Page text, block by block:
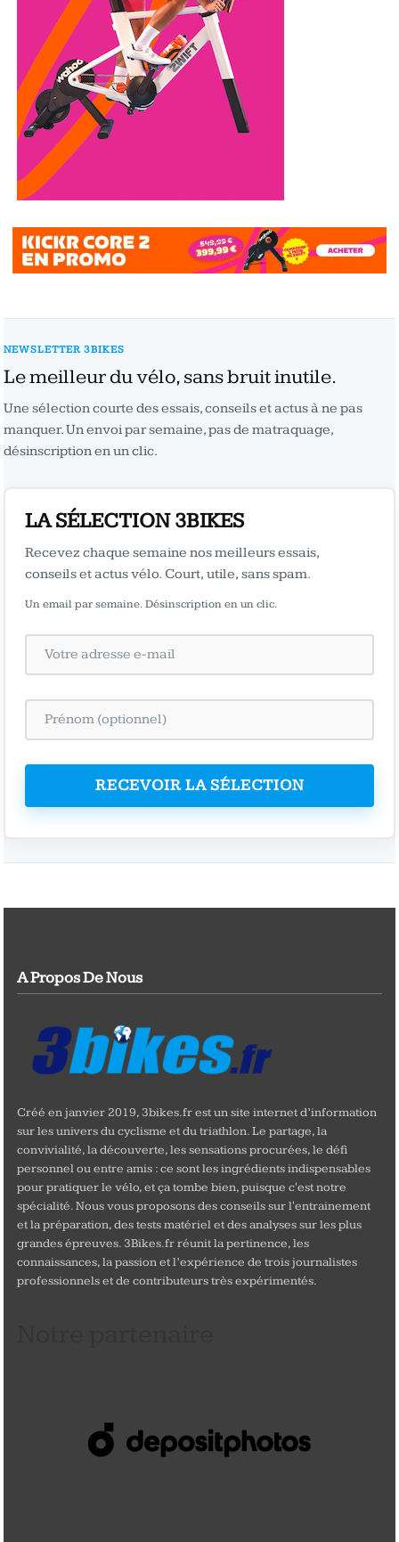
NEWSLETTER 3BIKES
Le meilleur du vélo, sans bruit inutile.
Une sélection courte des essais, conseils et actus à ne pas
manquer. Un envoi par semaine, pas de matraquage,
désinscription en un clic.
LA SÉLECTION 3BIKES
Recevez chaque semaine nos meilleurs essais,
conseils et actus vélo. Court, utile, sans spam.
Un email par semaine. Désinscription en un clic.
RECEVOIR LA SÉLECTION
A Propos De Nous
Créé en janvier 2019, 3bikes.fr est un site internet d’information
sur les univers du cyclisme et du triathlon. Le partage, la
convivialité, la découverte, les sensations procurées, le défi
personnel ou entre amis : ce sont les ingrédients indispensables
pour pratiquer le vélo, et ça tombe bien, puisque c'est notre
spécialité. Nous vous proposons des conseils sur l'entrainement
et la préparation, des tests matériel et des analyses sur les plus
grandes épreuves. 3Bikes.fr réunit la pertinence, les
connaissances, la passion et l’expérience de trois journalistes
professionnels et de contributeurs très expérimentés.